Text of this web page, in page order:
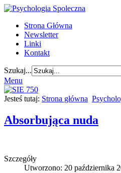
Strona Główna
Newsletter
Linki
Kontakt
Szukaj...
Menu
Jesteś tutaj: Strona główna
Absorbująca nuda
Szczegóły
Utworzono: 20 października